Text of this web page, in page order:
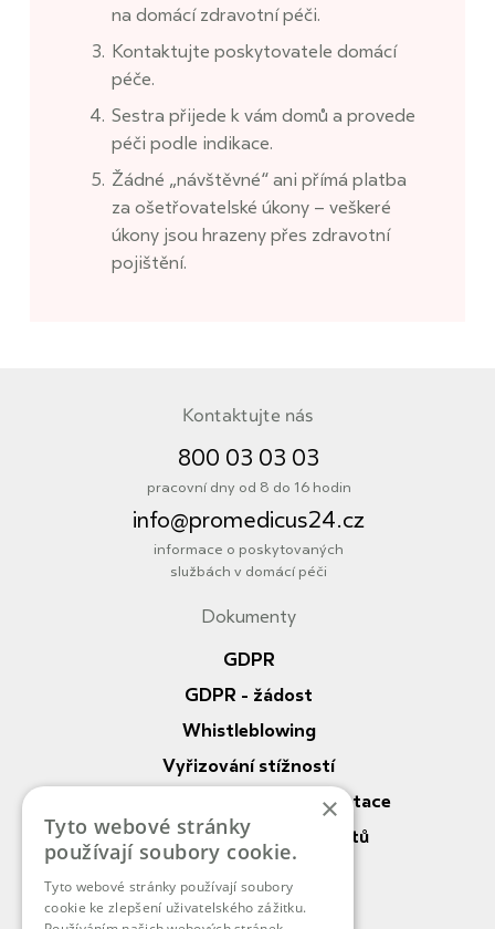
na domácí zdravotní péči.
Kontaktujte poskytovatele domácí
péče.
Sestra přijede k vám domů a provede
péči podle indikace.
Žádné „návštěvné“ ani přímá platba
za ošetřovatelské úkony – veškeré
úkony jsou hrazeny přes zdravotní
pojištění.
Kontaktujte nás
800 03 03 03
pracovní dny od 8 do 16 hodin
info@promedicus24.cz
informace o poskytovaných
službách v domácí péči
Dokumenty
GDPR
GDPR - žádost
Whistleblowing
Vyřizování stížností
Nahlížení do zdrav. dokumentace
Práva a povinnosti pacientů
O nás
×
Tyto webové stránky
používají soubory cookie.
Tyto webové stránky používají soubory
cookie ke zlepšení uživatelského zážitku.